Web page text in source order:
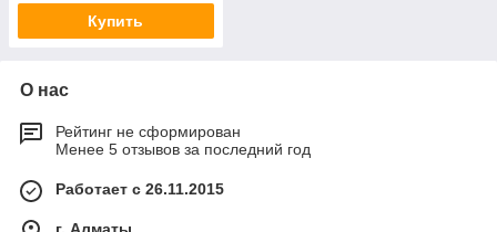
Купить
О нас
Рейтинг не сформирован
Менее 5 отзывов за последний год
Работает с 26.11.2015